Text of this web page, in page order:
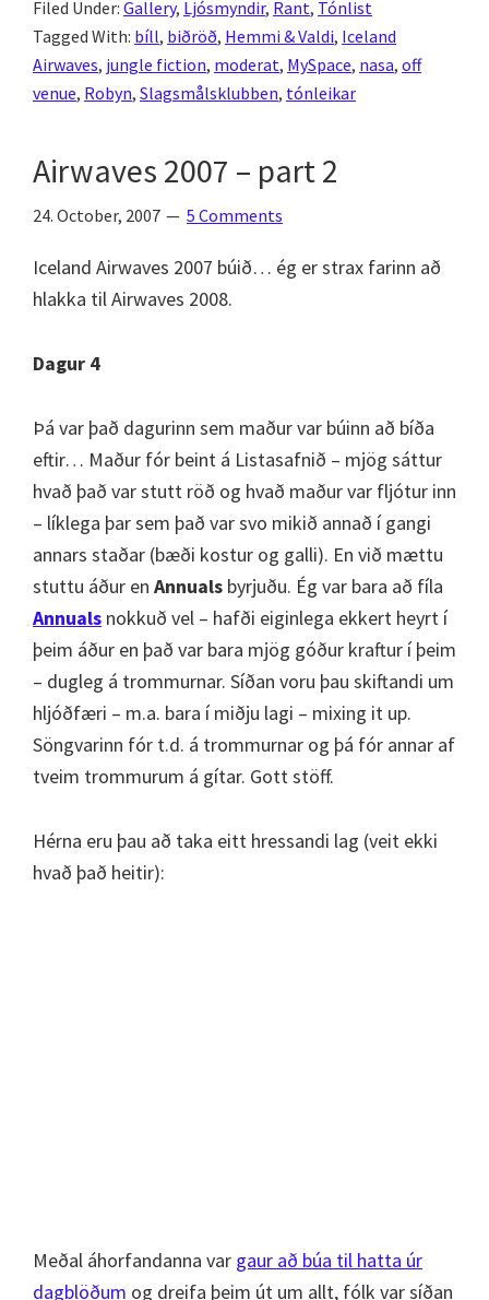
–
Dagur
5
–
og
vonbrigði
Filed Under: Gallery, Ljósmyndir, Rant, Tónlist
Tagged With: bíll, biðröð, Hemmi & Valdi, Iceland
Airwaves, jungle fiction, moderat, MySpace, nasa, off
venue, Robyn, Slagsmålsklubben, tónleikar
Airwaves 2007 – part 2
24. October, 2007 5 Comments
Iceland Airwaves 2007 búið… ég er strax farinn að
hlakka til Airwaves 2008.
Dagur 4
Þá var það dagurinn sem maður var búinn að bíða
eftir… Maður fór beint á Listasafnið – mjög sáttur
hvað það var stutt röð og hvað maður var fljótur inn
– líklega þar sem það var svo mikið annað í gangi
annars staðar (bæði kostur og galli). En við mættu
stuttu áður en Annuals byrjuðu. Ég var bara að fíla
Annuals nokkuð vel – hafði eiginlega ekkert heyrt í
þeim áður en það var bara mjög góður kraftur í þeim
– dugleg á trommurnar. Síðan voru þau skiftandi um
hljóðfæri – m.a. bara í miðju lagi – mixing it up.
Söngvarinn fór t.d. á trommurnar og þá fór annar af
tveim trommurum á gítar. Gott stöff.
Hérna eru þau að taka eitt hressandi lag (veit ekki
hvað það heitir):
Meðal áhorfandanna var gaur að búa til hatta úr
dagblöðum og dreifa þeim út um allt, fólk var síðan